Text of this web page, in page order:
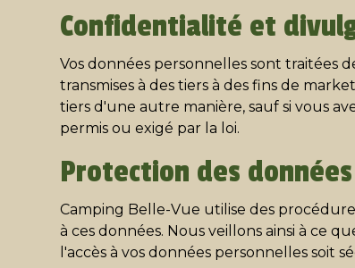
Confidentialité et
Vos données personnelles sont traitées
transmises à des tiers à des fins de
tiers d'une autre manière, sauf si vous
permis ou exigé par la loi.
Protection des données
Camping Belle-Vue utilise des
à ces données. Nous veillons ainsi à ce
l'accès à vos données personnelles soit